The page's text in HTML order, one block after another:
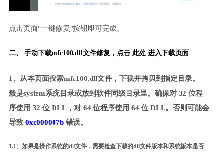
点击页面"一键修复"按钮即可完成。
二、 手动下载mfc100.dll文件修复， 点击 此处 进入下载页面
1、从本页面搜索mfc100.dll文件，下载并拷贝到指定目录。一
般是system系统目录或放到软件同级目录里。确保对 32 位程
序使用 32 位 DLL，对 64 位程序使用 64 位 DLL。否则可能会
导致 0xc000007b错误。
1.1）如果是操作系统的dll文件，需要检查下载的dll文件版本和系统版本是否